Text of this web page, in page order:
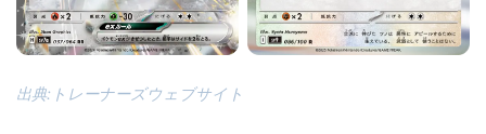
出典:トレーナーズウェブサイト